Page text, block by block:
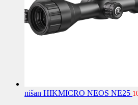
nišan HIKMICRO NEOS NE25